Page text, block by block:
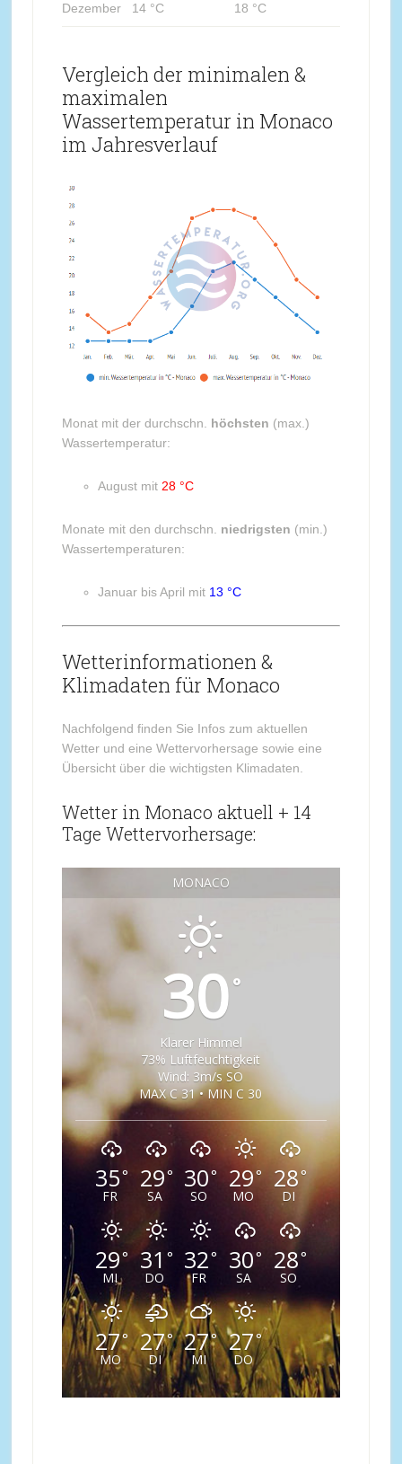
Dezember 14 °C 18 °C
Vergleich der minimalen &
maximalen
Wassertemperatur in Monaco
im Jahresverlauf
Monat mit der durchschn. höchsten (max.)
Wassertemperatur:
August mit 28 °C
Monate mit den durchschn. niedrigsten (min.)
Wassertemperaturen:
Januar bis April mit 13 °C
Wetterinformationen &
Klimadaten für Monaco
Nachfolgend finden Sie Infos zum aktuellen
Wetter und eine Wettervorhersage sowie eine
Übersicht über die wichtigsten Klimadaten.
Wetter in Monaco aktuell + 14
Tage Wettervorhersage:
MONACO
30°
Klarer Himmel
73% Luftfeuchtigkeit
Wind: 3m/s SO
MAX C 31 • MIN C 30
35°
FR
29°
SA
30°
SO
29°
MO
28°
DI
29°
MI
31 °
DO
32°
FR
30°
SA
28°
SO
27°
MO
27°
DI
27°
MI
27°
DO